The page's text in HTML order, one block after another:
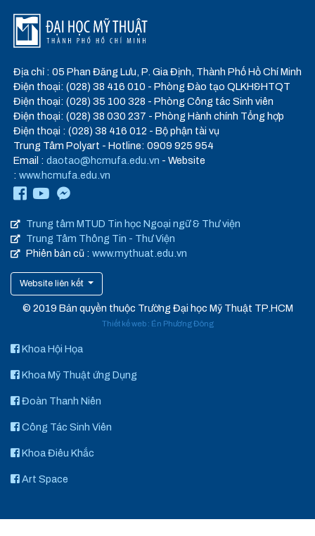
Địa chỉ : 05 Phan Đăng Lưu, P. Gia Định, Thành Phố Hồ Chí Minh
Điện thoại: (028) 38 416 010 - Phòng Đào tạo QLKH&HTQT
Điện thoại: (028) 35 100 328 - Phòng Công tác Sinh viên
Điện thoại: (028) 38 030 237 - Phòng Hành chính Tổng hợp
Điện thoại : (028) 38 416 012 - Bộ phận tài vụ
Trung Tâm Polyart - Hotline: 0909 925 954
Email : daotao@hcmufa.edu.vn - Website
: www.hcmufa.edu.vn
Trung tâm MTUD Tin học Ngoại ngữ & Thư viện
Trung Tâm Thông Tin - Thư Viện
Phiên bản cũ : www.mythuat.edu.vn
Website liên kết
© 2019 Bản quyền thuộc Trường Đại học Mỹ Thuật TP.HCM
Thiết kế web: Én Phương Đông
Khoa Hội Họa
Khoa Mỹ Thuật ứng Dụng
Đoàn Thanh Niên
Công Tác Sinh Viên
Khoa Điêu Khắc
Art Space